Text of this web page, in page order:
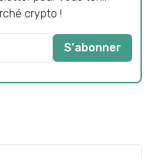
crypto !
S'abonner